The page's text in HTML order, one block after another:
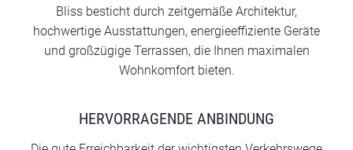
Bliss besticht durch zeitgemäße Architektur,
hochwertige Ausstattungen, energieeffiziente Geräte
und großzügige Terrassen, die Ihnen maximalen
Wohnkomfort bieten.
HERVORRAGENDE ANBINDUNG